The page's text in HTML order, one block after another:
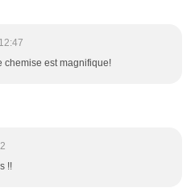
chemise est magnifique!
!!